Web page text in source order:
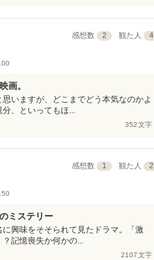
感想数 2 観た人 4
画。
いますが、どこまでどう本気なのかよ
、といってもほ...
352文字
感想数 1 観た人 2
ミステリー
興味をそそられて見たドラマ。「激
記憶喪失か何かの...
2107文字